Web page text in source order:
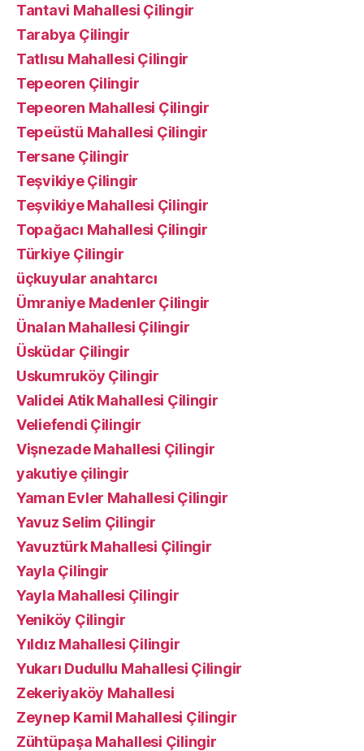
Tantavi Mahallesi Çilingir
Tarabya Çilingir
Tatlısu Mahallesi Çilingir
Tepeoren Çilingir
Tepeoren Mahallesi Çilingir
Tepeüstü Mahallesi Çilingir
Tersane Çilingir
Teşvikiye Çilingir
Teşvikiye Mahallesi Çilingir
Topağacı Mahallesi Çilingir
Türkiye Çilingir
üçkuyular anahtarcı
Ümraniye Madenler Çilingir
Ünalan Mahallesi Çilingir
Üsküdar Çilingir
Uskumruköy Çilingir
Validei Atik Mahallesi Çilingir
Veliefendi Çilingir
Vişnezade Mahallesi Çilingir
yakutiye çilingir
Yaman Evler Mahallesi Çilingir
Yavuz Selim Çilingir
Yavuztürk Mahallesi Çilingir
Yayla Çilingir
Yayla Mahallesi Çilingir
Yeniköy Çilingir
Yıldız Mahallesi Çilingir
Yukarı Dudullu Mahallesi Çilingir
Zekeriyaköy Mahallesi
Zeynep Kamil Mahallesi Çilingir
Zühtüpaşa Mahallesi Çilingir